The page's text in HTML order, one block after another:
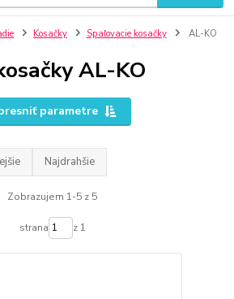
Kosačky Spaľovacie kosačky AL-KO
AL-KO
parametre
Najdrahšie
Zobrazujem 1-5 z 5
strana z 1